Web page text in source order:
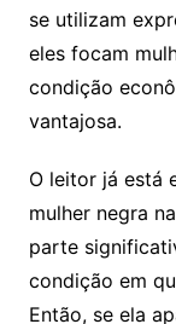
se utilizam
eles focam
condição
vantajosa.
O leitor já está
mulher negra
parte
condição em
Então, se ela